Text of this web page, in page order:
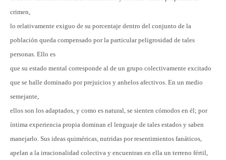
crimen,
lo relativamente exiguo de su porcentaje dentro del conjunto de la
población queda compensado por la particular peligrosidad de tales
personas. Ello es
que su estado mental corresponde al de un grupo colectivamente excitado
que se halle dominado por prejuicios y anhelos afectivos. En un medio
semejante,
ellos son los adaptados, y como es natural, se sienten cómodos en él; por
íntima experiencia propia dominan el lenguaje de tales estados y saben
manejarlo. Sus ideas quiméricas, nutridas por resentimientos fanáticos,
apelan a la irracionalidad colectiva y encuentran en ella un terreno fértil,